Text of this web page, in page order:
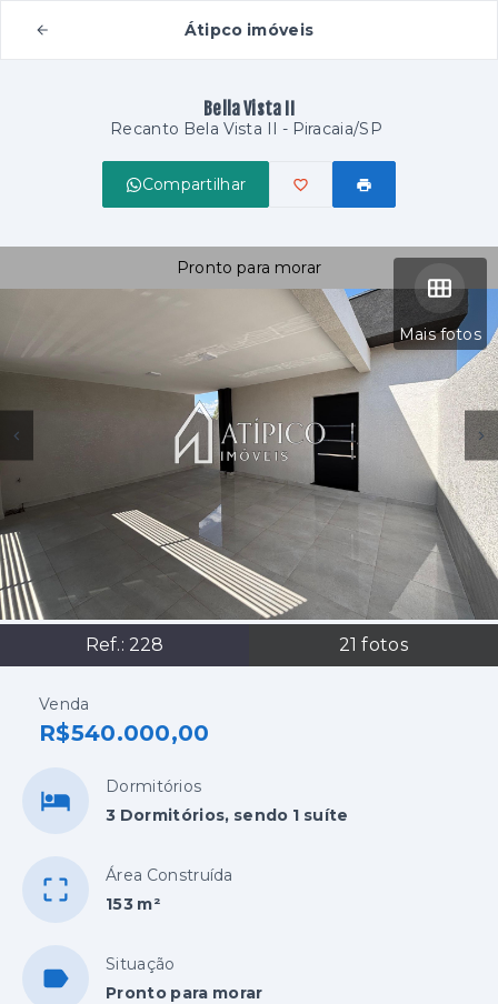
Átipco imóveis
Bella Vista II
Recanto Bela Vista II - Piracaia/SP
Compartilhar
Mais fotos
Ref.: 228 21 fotos
Pronto para morar
Venda
R$540.000,00
Dormitórios
3 Dormitórios, sendo 1 suíte
Área Construída
153 m²
Situação
Pronto para morar